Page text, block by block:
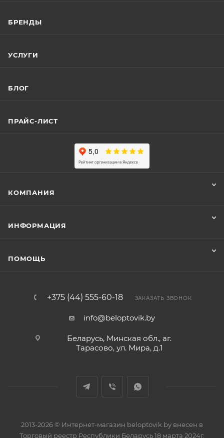
БРЕНДЫ
УСЛУГИ
БЛОГ
ПРАЙС-ЛИСТ
КОМПАНИЯ
ИНФОРМАЦИЯ
ПОМОЩЬ
+375 (44) 555-60-18 ЗАКАЗАТЬ ЗВОНОК
info@beloptovik.by
Беларусь, Минская обл., аг.
Тарасово, ул. Мира, д.1
2013-2026 © Интернет-магазин beloptovik.by внесен в
Торговый реестр Республики Беларусь 18 марта 2024г.